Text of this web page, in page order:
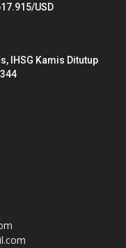
USD
IHSG Kamis Ditutup